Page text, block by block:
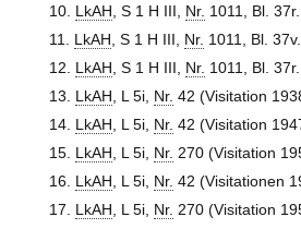
LkAH , S 1 H III, Nr. 1011, Bl. 37r.
LkAH , S 1 H III, Nr. 1011, Bl. 37v.
LkAH , S 1 H III, Nr. 1011, Bl. 37r.
LkAH , L 5i, Nr. 42 (Visitation
LkAH , L 5i, Nr. 42 (Visitation
LkAH , L 5i, Nr. 270 (Visitation
LkAH , L 5i, Nr. 42 (Visitationen
LkAH , L 5i, Nr. 270 (Visitation